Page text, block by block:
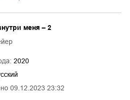
09.12.2023 23:32
меня – 2
2020